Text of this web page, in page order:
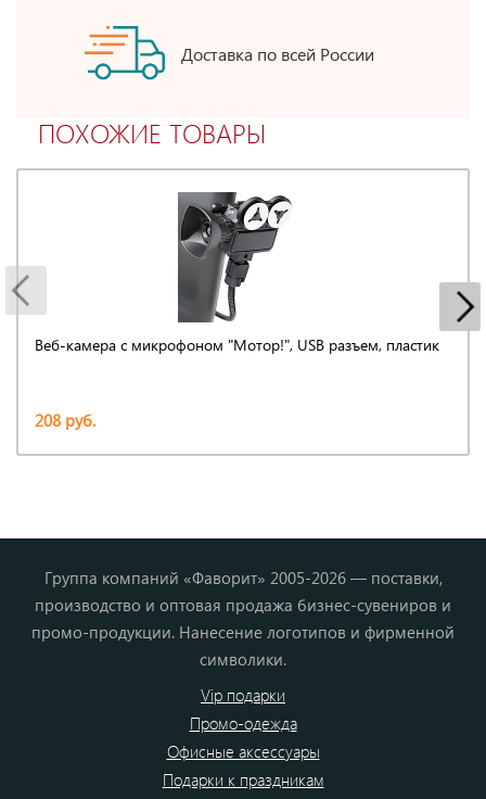
Доставка по всей России
ПОХОЖИЕ ТОВАРЫ
Веб-камера с микрофоном "Мотор!", USB разъем, пластик
208 руб.
Группа компаний «Фаворит» 2005-2026 — поставки,
производство и оптовая продажа бизнес-сувениров и
промо-продукции. Нанесение логотипов и фирменной
символики.
Vip подарки
Промо-одежда
Офисные аксессуары
Подарки к праздникам